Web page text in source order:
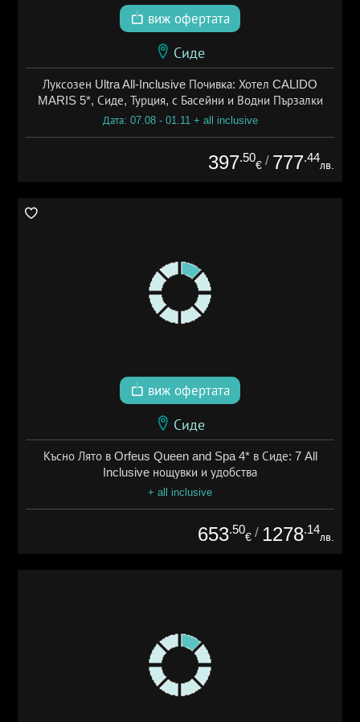
виж офертата
Сиде
Луксозен Ultra All-Inclusive Почивка: Хотел CALIDO
MARIS 5*, Сиде, Турция, с Басейни и Водни Пързалки
Дата: 07.08 - 01.11 + all inclusive
397.50
€ / 777.44
лв.
виж офертата
Сиде
Късно Лято в Orfeus Queen and Spa 4* в Сиде: 7 All
Inclusive нощувки и удобства
+ all inclusive
653.50
€ / 1278.14
лв.